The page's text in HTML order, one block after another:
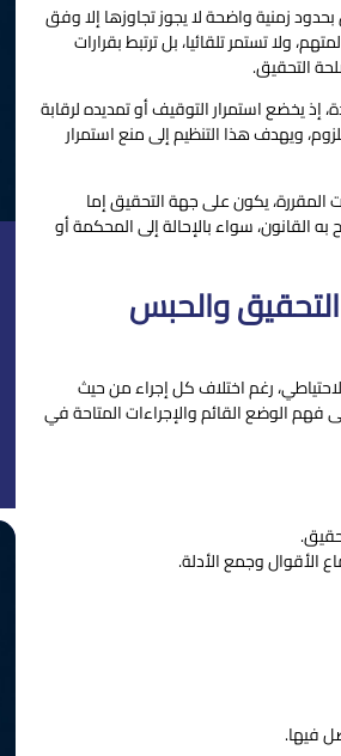
بحدود زمنية واضحة لا يجوز تجاوزها إلا وفق
ولا تستمر تلقائيا، بل ترتبط بقرارات
التحقيق.
إذ يخضع استمرار التوقيف أو تمديده لرقابة
ويهدف هذا التنظيم إلى منع استمرار
المقررة، يكون على جهة التحقيق إما
القانون، سواء بالإحالة إلى المحكمة أو
والحبس
رغم اختلاف كل إجراء من حيث
فهم الوضع القائم والإجراءات المتاحة في
الأقوال وجمع الأدلة.
فيها.